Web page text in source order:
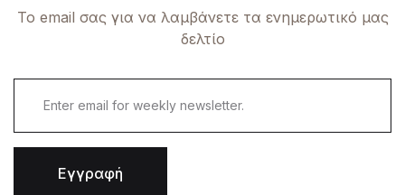
Το email σας για να λαμβάνετε τα ενημερωτικό μας
δελτίο
Εγγραφή